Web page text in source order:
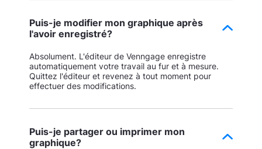
Puis-je modifier mon graphique après
l'avoir enregistré?
Absolument. L'éditeur de Venngage enregistre
automatiquement votre travail au fur et à mesure.
Quittez l'éditeur et revenez à tout moment pour
effectuer des modifications.
Puis-je partager ou imprimer mon
graphique?